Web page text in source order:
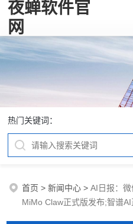
夜蝉软件官
网
热门关键词：
首页 >新闻中心 >AI日报：微
MiMo Claw正式版发布;智谱